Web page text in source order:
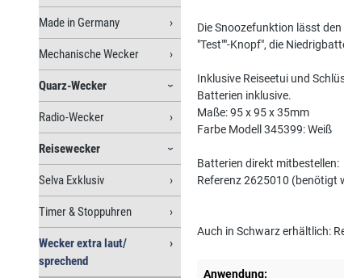
Made in Germany
Mechanische Wecker
Quarz-Wecker
Radio-Wecker
Reisewecker
Selva Exklusiv
Timer & Stoppuhren
Wecker extra laut/
sprechend
Die Snoozefunktion lässt
"Test""-Knopf", die
Inklusive Reiseetui und
Batterien inklusive.
Maße: 95 x 95 x 35mm
Farbe Modell 345399: Weiß
Batterien direkt mitbestellen:
Referenz 2625010 (benötigt
Auch in Schwarz erhältlich:
Anwendung: